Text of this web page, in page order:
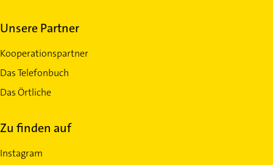
Unsere Partner
Kooperationspartner
Das Telefonbuch
Das Örtliche
Zu finden auf
Instagram